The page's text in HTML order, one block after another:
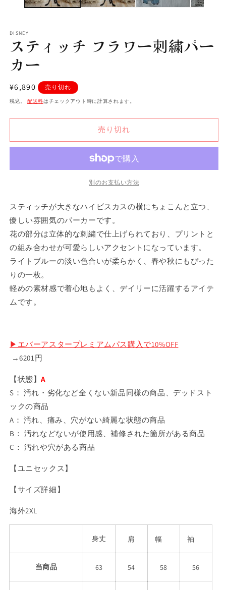
を
開
く
DISNEY
スティッチ フラワー刺繍パー
カー
通
常
¥6,890 売り切れ
税込。 配送料はチェックアウト時に計算されます。
売り切れ
別のお支払い方法
スティッチが大きなハイビスカスの横にちょこんと立つ、
優しい雰囲気のパーカーです。
花の部分は立体的な刺繍で仕上げられており、プリントと
の組み合わせが可愛らしいアクセントになっています。
ライトブルーの淡い色合いが柔らかく、春や秋にもぴった
りの一枚。
軽めの素材感で着心地もよく、デイリーに活躍するアイテ
ムです。
▶︎エバーアスタープレミアムパス購入で10%OFF
→6201円
【状態】A
S： 汚れ・劣化など全くない新品同様の商品、 デッドスト
ックの商品
A： 汚れ、痛み、穴がない綺麗な状態の商品
B： 汚れなどないが使用感、補修された箇所がある商品
C： 汚れや穴がある商品
【ユニセックス】
【サイズ詳細】
海外2XL
身丈 肩 幅 袖
当商品 63 54 58 56